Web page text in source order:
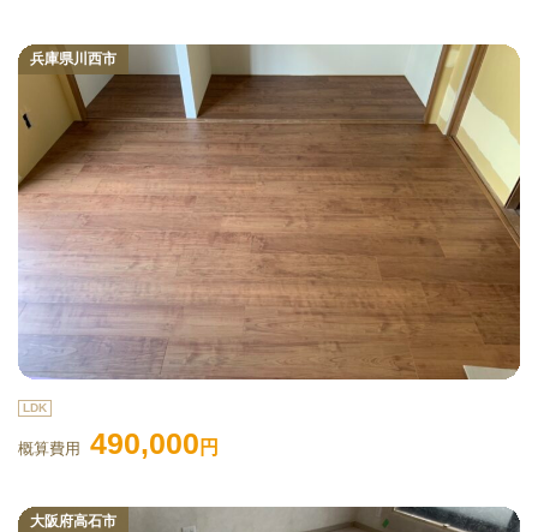
兵庫県川西市
LDK
概算費用 490,000 円
大阪府高石市